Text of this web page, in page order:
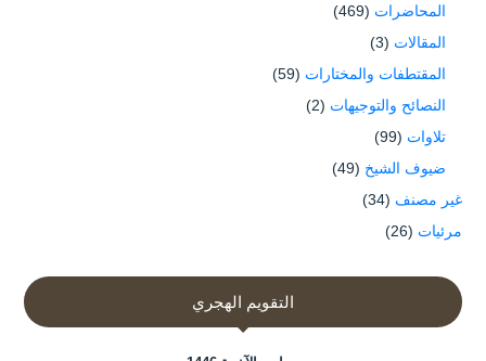
المحاضرات (469)
المقالات (3)
المقتطفات والمختارات (59)
النصائح والتوجيهات (2)
تلاوات (99)
ضيوف الشيخ (49)
غير مصنف (34)
مرئيات (26)
التقويم الهجري